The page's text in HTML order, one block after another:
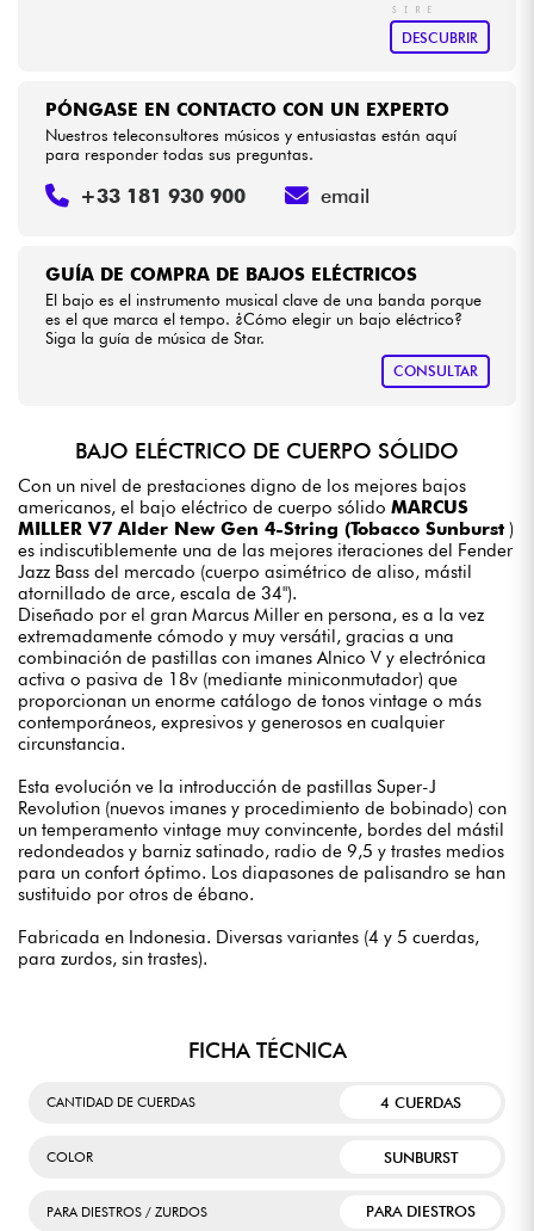
DESCUBRIR
GUÍA DE COMPRA DE BAJOS ELÉCTRICOS
El bajo es el instrumento musical clave de una banda porque
es el que marca el tempo. ¿Cómo elegir un bajo eléctrico?
Siga la guía de música de Star.
CONSULTAR
PÓNGASE EN CONTACTO CON UN EXPERTO
Nuestros teleconsultores músicos y entusiastas están aquí
para responder todas sus preguntas.
+33 181 930 900 email
BAJO ELÉCTRICO DE CUERPO SÓLIDO
Con un nivel de prestaciones digno de los mejores bajos
americanos, el bajo eléctrico de cuerpo sólido MARCUS
MILLER V7 Alder New Gen 4-String (Tobacco Sunburst )
es indiscutiblemente una de las mejores iteraciones del Fender
Jazz Bass del mercado (cuerpo asimétrico de aliso, mástil
atornillado de arce, escala de 34").
Diseñado por el gran Marcus Miller en persona, es a la vez
extremadamente cómodo y muy versátil, gracias a una
combinación de pastillas con imanes Alnico V y electrónica
activa o pasiva de 18v (mediante miniconmutador) que
proporcionan un enorme catálogo de tonos vintage o más
contemporáneos, expresivos y generosos en cualquier
circunstancia.
Esta evolución ve la introducción de pastillas Super-J
Revolution (nuevos imanes y procedimiento de bobinado) con
un temperamento vintage muy convincente, bordes del mástil
redondeados y barniz satinado, radio de 9,5 y trastes medios
para un confort óptimo. Los diapasones de palisandro se han
sustituido por otros de ébano.
Fabricada en Indonesia. Diversas variantes (4 y 5 cuerdas,
para zurdos, sin trastes).
FICHA TÉCNICA
CANTIDAD DE CUERDAS 4 CUERDAS
COLOR SUNBURST
PARA DIESTROS / ZURDOS PARA DIESTROS